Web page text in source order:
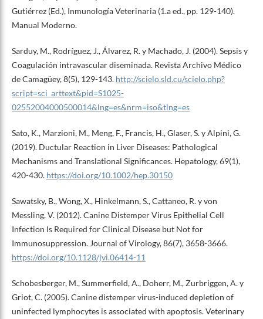
Gutiérrez (Ed.), Inmunología Veterinaria (1.a ed., pp. 129-140).
Manual Moderno.
Sarduy, M., Rodríguez, J., Álvarez, R. y Machado, J. (2004). Sepsis y
Coagulación intravascular diseminada. Revista Archivo Médico
de Camagüey, 8(5), 129-143. http://scielo.sld.cu/scielo.php?
script=sci_arttext&pid=S1025-
02552004000500014&lng=es&nrm=iso&tlng=es
Sato, K., Marzioni, M., Meng, F., Francis, H., Glaser, S. y Alpini, G.
(2019). Ductular Reaction in Liver Diseases: Pathological
Mechanisms and Translational Significances. Hepatology, 69(1),
420-430. https://doi.org/10.1002/hep.30150
Sawatsky, B., Wong, X., Hinkelmann, S., Cattaneo, R. y von
Messling, V. (2012). Canine Distemper Virus Epithelial Cell
Infection Is Required for Clinical Disease but Not for
Immunosuppression. Journal of Virology, 86(7), 3658-3666.
https://doi.org/10.1128/jvi.06414-11
Schobesberger, M., Summerfield, A., Doherr, M., Zurbriggen, A. y
Griot, C. (2005). Canine distemper virus-induced depletion of
uninfected lymphocytes is associated with apoptosis. Veterinary